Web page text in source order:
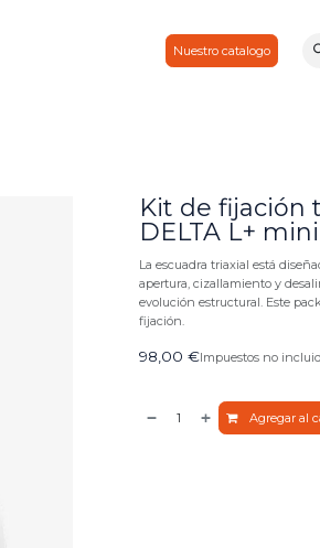
Nuestro catalogo
Kit de fijación
DELTA L+ mini
La escuadra triaxial está
apertura, cizallamiento y
evolución estructural. Este
fijación.
98,00 €Impuestos no
Agregar al